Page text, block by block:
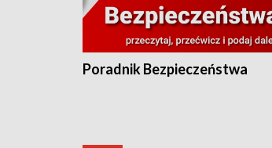
Poradnik Bezpieczeństwa